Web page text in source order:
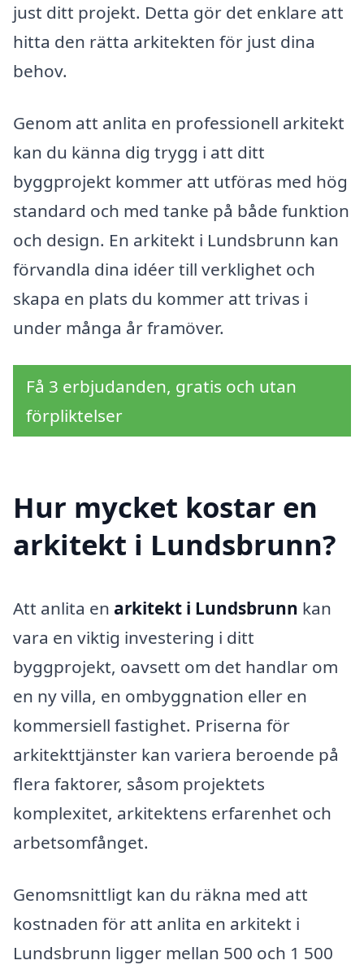
just ditt projekt. Detta gör det enklare att
hitta den rätta arkitekten för just dina
behov.
Genom att anlita en professionell arkitekt
kan du känna dig trygg i att ditt
byggprojekt kommer att utföras med hög
standard och med tanke på både funktion
och design. En arkitekt i Lundsbrunn kan
förvandla dina idéer till verklighet och
skapa en plats du kommer att trivas i
under många år framöver.
Få 3 erbjudanden, gratis och utan
förpliktelser
Hur mycket kostar en
arkitekt i Lundsbrunn?
Att anlita en arkitekt i Lundsbrunn kan
vara en viktig investering i ditt
byggprojekt, oavsett om det handlar om
en ny villa, en ombyggnation eller en
kommersiell fastighet. Priserna för
arkitekttjänster kan variera beroende på
flera faktorer, såsom projektets
komplexitet, arkitektens erfarenhet och
arbetsomfånget.
Genomsnittligt kan du räkna med att
kostnaden för att anlita en arkitekt i
Lundsbrunn ligger mellan 500 och 1 500